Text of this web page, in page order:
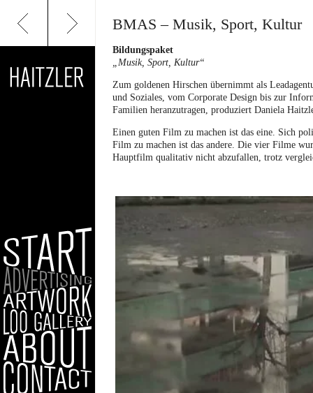
BMAS – Musik, Sport, Kultur
Bildungspaket
„Musik, Sport, Kultur“
Zum goldenen Hirschen übernimmt als
und Soziales, vom Corporate Design bis zur
Familien heranzutragen, produziert Daniela
Einen guten Film zu machen ist das eine. Sich
Film zu machen ist das andere. Die vier Filme
Hauptfilm qualitativ nicht abzufallen, trotz